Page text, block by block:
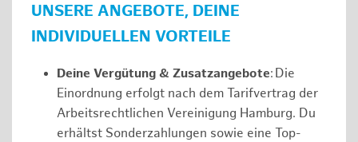
UNSERE ANGEBOTE, DEINE
INDIVIDUELLEN VORTEILE
Deine Vergütung & Zusatzangebote: Die
Einordnung erfolgt nach dem Tarifvertrag der
Arbeitsrechtlichen Vereinigung Hamburg. Du
erhältst Sonderzahlungen sowie eine Top-